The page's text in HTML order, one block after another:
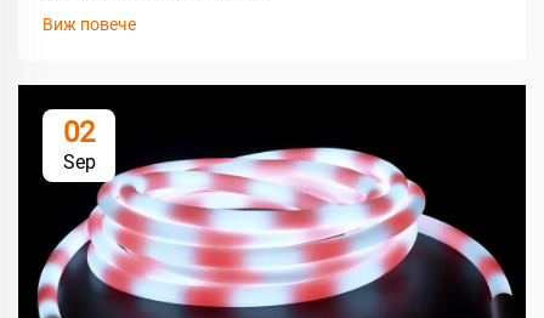
Виж повече
02
Sep